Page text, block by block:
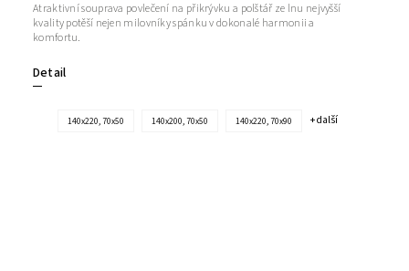
Detail
Atraktivní souprava povlečení na přikrývku a polštář ze lnu nejvyšší
kvality potěší nejen milovníky spánku v dokonalé harmonii a
komfortu.
140x220, 70x50 140x200, 70x50 140x220, 70x90 + další